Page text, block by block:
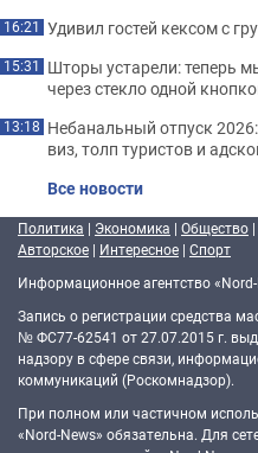
16:21 Удивил гостей кексом с
15:31 Шторы устарели: теперь
через стекло одной
13:18 Небанальный отпуск
виз, толп туристов и
Все новости
Политика | Экономика | Общество |
Авторское | Интересное | Спорт
Информационное агентство
Запись о регистрации средства
№ ФС77-62541 от 27.07.2015 г.
надзору в сфере связи,
коммуникаций (Роскомнадзор).
При полном или частичном
«Nord-News» обязательна. Для